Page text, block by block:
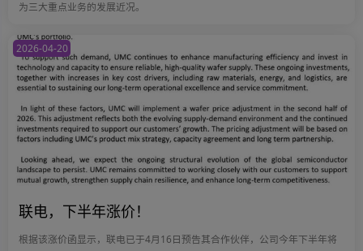
为三大重点业务的发展近况。
联电，下半年涨价！
根据该涨价函显示，联电已于4月16日预告其合作伙伴，公司今年下半年将
2026-04-20